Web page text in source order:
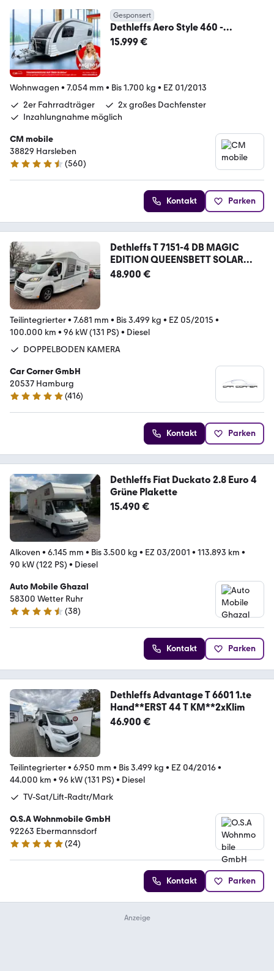
Gesponsert
Dethleffs Aero Style 460 -
Einzelbetten -
15.999 €
Wohnwagen • 7.054 mm • Bis 1.700 kg • EZ 01/2013
2er Fahrradträger
2x großes Dachfenster
Inzahlungnahme möglich
CM mobile
38829 Harsleben
4.7 Sterne
(560)
Kontakt Parken
Dethleffs T 7151-4 DB MAGIC
EDITION QUEENSBETT SOLAR
ALKO
48.900 €
Teilintegrierter• 7.681 mm • Bis 3.499 kg • EZ 05/2015 •
100.000 km • 96 kW (131 PS) • Diesel
DOPPELBODEN KAMERA
Car Corner GmbH
20537 Hamburg
4.9 Sterne
(416)
Kontakt Parken
Dethleffs Fiat Duckato 2.8 Euro 4
Grüne Plakette
15.490 €
Alkoven • 6.145 mm • Bis 3.500 kg • EZ 03/2001 • 113.893 km •
90 kW (122 PS) • Diesel
Auto Mobile Ghazal
58300 Wetter Ruhr
4.5 Sterne
(38)
Kontakt Parken
Dethleffs Advantage T 6601 1.te
Hand**ERST 44 T KM**2xKlim
46.900 €
Teilintegrierter• 6.950 mm • Bis 3.499 kg • EZ 04/2016•
44.000 km • 96 kW (131 PS) • Diesel
TV-Sat/Lift-Radtr/Mark
O.S.A Wohnmobile GmbH
92263 Ebermannsdorf
4.8 Sterne
(24)
Kontakt Parken